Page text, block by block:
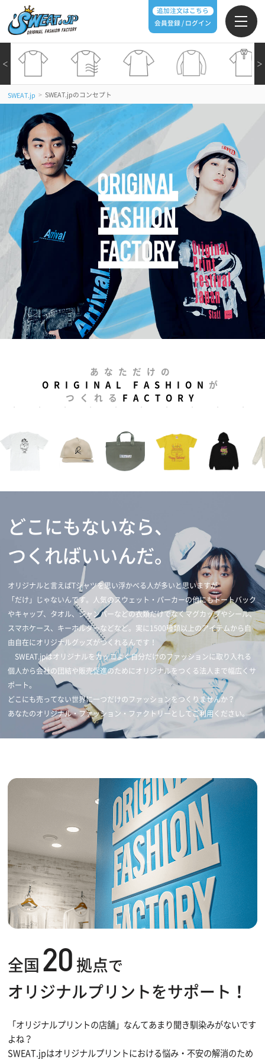
追加注文はこちら
会員登録 / ログイン
＞
＜
SWEAT.jp > SWEAT.jpのコンセプト
あなただけの
ORIGINAL FASHION が
つくれる
FACTORY
どこにもないなら、
つくればいいんだ。
オリジナルと言えばTシャツを思い浮かべる人が多いと思いますが
「だけ」じゃないんです。人気のスウェット・パーカーの他にもトートバック
やキャップ、タオル、ジャンパーなどの衣類だけでなくマグカップやシール、
スマホケース、キーホルダーなどなど。実に1500種類以上のアイテムから自
由自在にオリジナルグッズがつくれるんです！
SWEAT.jpはオリジナルをカッコよく自分だけのファッションに取り入れる
個人から会社の団結や販売促進のためにオリジナルをつくる法人まで幅広くサ
ポート。
どこにも売ってない世界に一つだけのファッションをつくりませんか？
あなたのオリジナル・ファッション・ファクトリーとしてご利用ください。
全国 20 拠点で
オリジナルプリントをサポート！
「オリジナルプリントの店舗」なんてあまり聞き馴染みがないです
よね？
SWEAT.jpはオリジナルプリントにおける悩み・不安の解消のため